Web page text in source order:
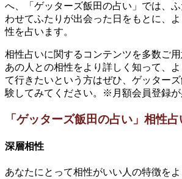
へ、「ゲッターズ飯田の占い」では、
わせてふたりが出会った日をもとに、
性を占います。
相性占いに関するコンテンツを多数ご用
あの人との相性をより詳しく知って、
て行きたいという方はぜひ、ゲッター
験してみてください。※月額会員登録が
「ゲッターズ飯田の占い」相性
深層相性
あなたにとって相性がいい人の特徴を